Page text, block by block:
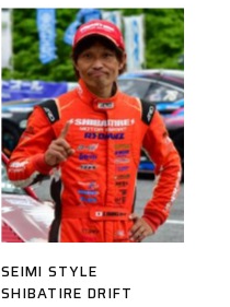
SEIMI STYLE
SHIBATIRE DRIFT